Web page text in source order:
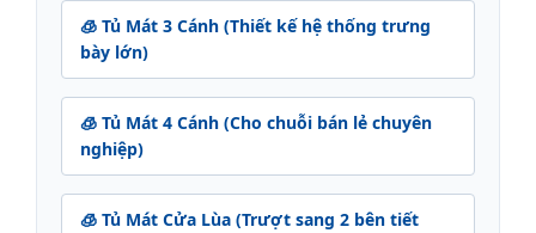
🧊 Tủ Mát 3 Cánh (Thiết kế hệ thống trưng
bày lớn)
🧊 Tủ Mát 4 Cánh (Cho chuỗi bán lẻ chuyên
nghiệp)
🧊 Tủ Mát Cửa Lùa (Trượt sang 2 bên tiết